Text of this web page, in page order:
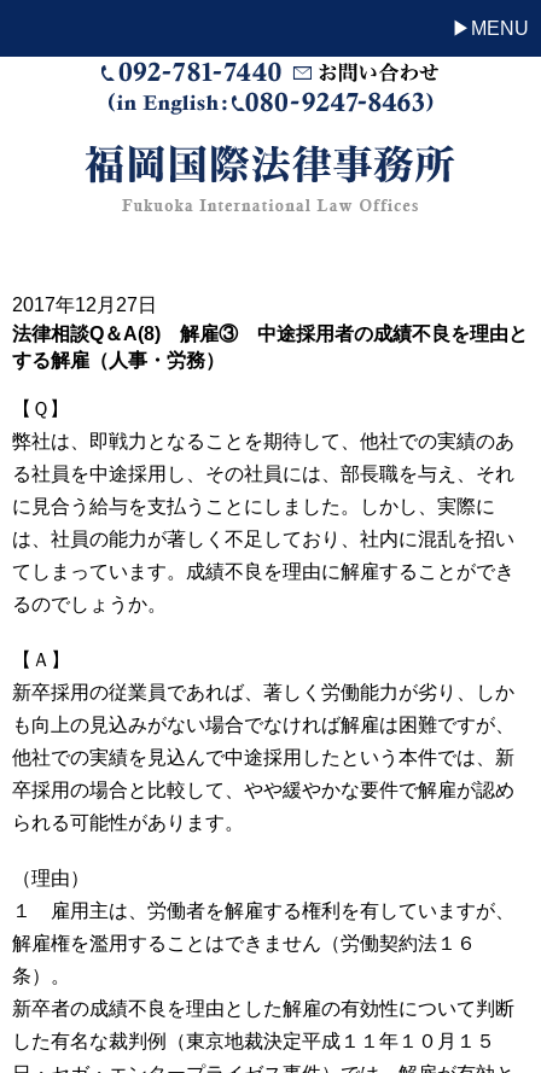
MENU
2017年12月27日
法律相談Q＆A(8) 解雇③ 中途採用者の成績不良を理由と
する解雇（人事・労務）
【Ｑ】
弊社は、即戦力となることを期待して、他社での実績のあ
る社員を中途採用し、その社員には、部長職を与え、それ
に見合う給与を支払うことにしました。しかし、実際に
は、社員の能力が著しく不足しており、社内に混乱を招い
てしまっています。成績不良を理由に解雇することができ
るのでしょうか。
【Ａ】
新卒採用の従業員であれば、著しく労働能力が劣り、しか
も向上の見込みがない場合でなければ解雇は困難ですが、
他社での実績を見込んで中途採用したという本件では、新
卒採用の場合と比較して、やや緩やかな要件で解雇が認め
られる可能性があります。
（理由）
１ 雇用主は、労働者を解雇する権利を有していますが、
解雇権を濫用することはできません（労働契約法１６
条）。
新卒者の成績不良を理由とした解雇の有効性について判断
した有名な裁判例（東京地裁決定平成１１年１０月１５